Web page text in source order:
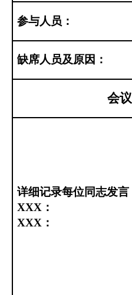
参与人员：
缺席人员及原因：
会议
详细记录每位同志发言
XXX ：
XXX ：